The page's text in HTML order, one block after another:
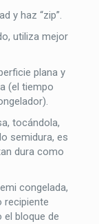
y haz “zip”.
utiliza mejor
plana y
(el tiempo
tocándola,
semidura, es
dura como
congelada,
recipiente
el bloque de